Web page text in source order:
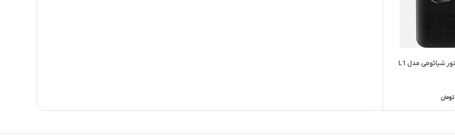
ویدیو پروژکتور شیائومی مدل L1
تومان